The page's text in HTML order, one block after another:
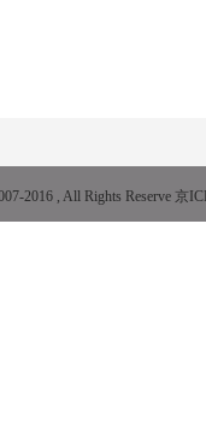
2016 , All Rights Reserve 京